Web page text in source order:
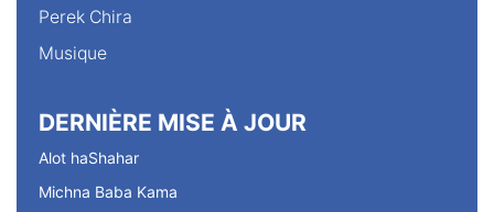
Perek Chira
Musique
DERNIÈRE MISE À JOUR
Alot haShahar
Michna Baba Kama